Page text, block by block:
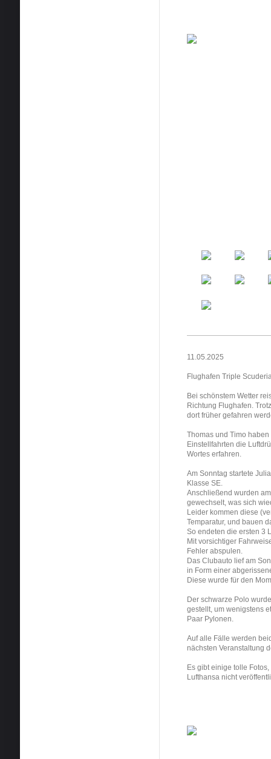
11.05.2025
Flughafen Triple
Bei schönstem Wetter
Richtung Flughafen.
dort früher gefahren
Thomas und Timo
Einstellfahrten die
Wortes erfahren.
Am Sonntag startete
Klasse SE.
Anschließend wurden
gewechselt, was sich
Leider kommen diese
Temparatur, und bauen
So endeten die ersten 3
Mit vorsichtiger
Fehler abspulen.
Das Clubauto lief am
in Form einer
Diese wurde für den
Der schwarze Polo
gestellt, um wenigstens
Paar Pylonen.
Auf alle Fälle werden
nächsten Veranstaltung
Es gibt einige tolle
Lufthansa nicht